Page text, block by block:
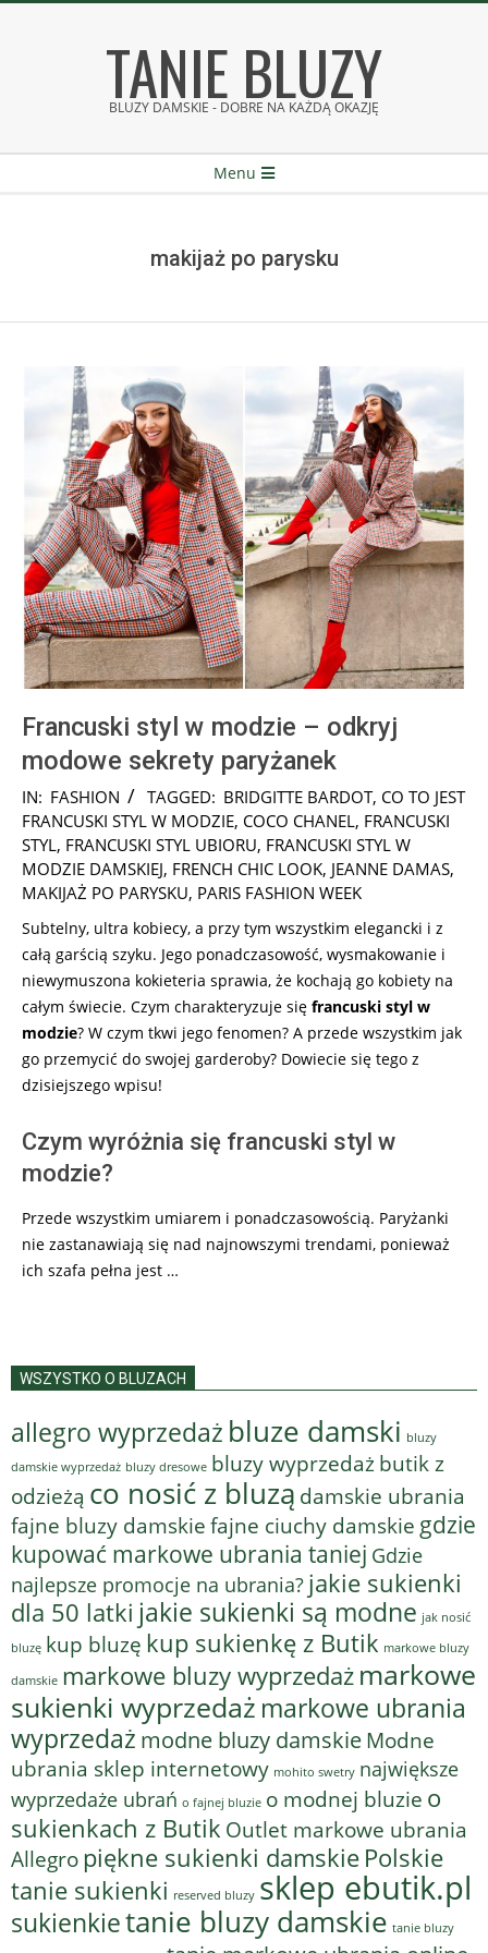
TANIE BLUZY
BLUZY DAMSKIE - DOBRE NA KAŻDĄ OKAZJĘ
Menu
makijaż po parysku
Francuski styl w modzie – odkryj
modowe sekrety paryżanek
2025-
07-
31
IN: FASHION TAGGED: BRIDGITTE BARDOT, CO TO JEST
FRANCUSKI STYL W MODZIE, COCO CHANEL, FRANCUSKI
STYL, FRANCUSKI STYL UBIORU, FRANCUSKI STYL W
MODZIE DAMSKIEJ, FRENCH CHIC LOOK, JEANNE DAMAS,
MAKIJAŻ PO PARYSKU, PARIS FASHION WEEK
Subtelny, ultra kobiecy, a przy tym wszystkim elegancki i z
całą garścią szyku. Jego ponadczasowość, wysmakowanie i
niewymuszona kokieteria sprawia, że kochają go kobiety na
całym świecie. Czym charakteryzuje się francuski styl w
modzie? W czym tkwi jego fenomen? A przede wszystkim jak
go przemycić do swojej garderoby? Dowiecie się tego z
dzisiejszego wpisu!
Czym wyróżnia się francuski styl w
modzie?
Przede wszystkim umiarem i ponadczasowością. Paryżanki
nie zastanawiają się nad najnowszymi trendami, ponieważ
ich szafa pełna jest …
WSZYSTKO O BLUZACH
allegro wyprzedaż bluze damski bluzy
damskie wyprzedaż bluzy dresowe bluzy wyprzedaż butik z
odzieżą co nosić z bluzą damskie ubrania
fajne bluzy damskiefajne ciuchy damskie gdzie
kupować markowe ubrania taniej Gdzie
najlepsze promocje na ubrania? jakie sukienki
dla 50 latki jakie sukienki są modne jak nosić
bluzę kup bluzę kup sukienkę z Butik markowe bluzy
damskie markowe bluzy wyprzedaż markowe
sukienki wyprzedaż markowe ubrania
wyprzedaż modne bluzy damskie Modne
ubrania sklep internetowy mohito swetry największe
wyprzedaże ubrań o fajnej bluzie o modnej bluzie o
sukienkach z Butik Outlet markowe ubrania
Allegropiękne sukienki damskie Polskie
tanie sukienki reserved bluzy sklep ebutik.pl
sukienkietanie bluzy damskie tanie bluzy